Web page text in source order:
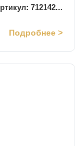
712142...
Подробнее >